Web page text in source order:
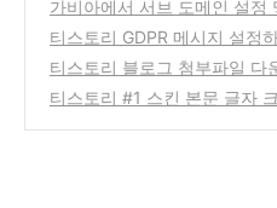
티스토리 GDPR 메시지 설정
티스토리 블로그 첨부파일 다
티스토리 #1 스킨 본문 글자